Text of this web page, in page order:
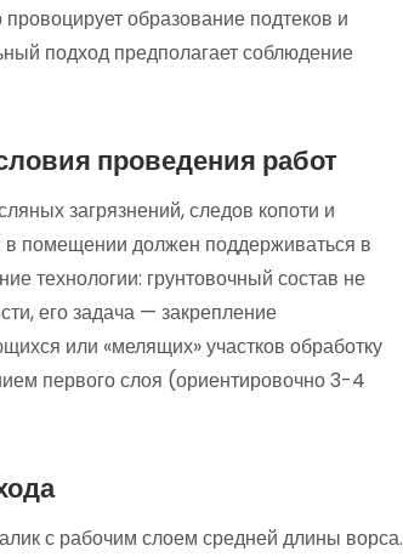
образование подтеков и
подход предполагает соблюдение
проведения работ
загрязнений, следов копоти и
помещении должен поддерживаться в
технологии: грунтовочный состав не
его задача — закрепление
или «мелящих» участков обработку
первого слоя (ориентировочно 3-4
с рабочим слоем средней длины ворса.